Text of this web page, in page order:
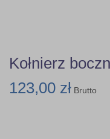
Kołnierz
123,00 zł Brutto